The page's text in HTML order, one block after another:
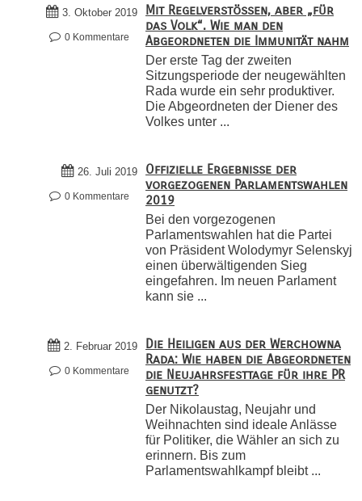
3. Oktober 2019
0 Kommentare
Mit Regelverstößen, aber „für
das Volk“. Wie man den
Abgeordneten die Immunität nahm
Der erste Tag der zweiten
Sitzungsperiode der neugewählten
Rada wurde ein sehr produktiver.
Die Abgeordneten der Diener des
Volkes unter ...
26. Juli 2019
0 Kommentare
Offizielle Ergebnisse der
vorgezogenen Parlamentswahlen
2019
Bei den vorgezogenen
Parlamentswahlen hat die Partei
von Präsident Wolodymyr Selenskyj
einen überwältigenden Sieg
eingefahren. Im neuen Parlament
kann sie ...
2. Februar 2019
0 Kommentare
Die Heiligen aus der Werchowna
Rada: Wie haben die Abgeordneten
die Neujahrsfesttage für ihre PR
genutzt?
Der Nikolaustag, Neujahr und
Weihnachten sind ideale Anlässe
für Politiker, die Wähler an sich zu
erinnern. Bis zum
Parlamentswahlkampf bleibt ...